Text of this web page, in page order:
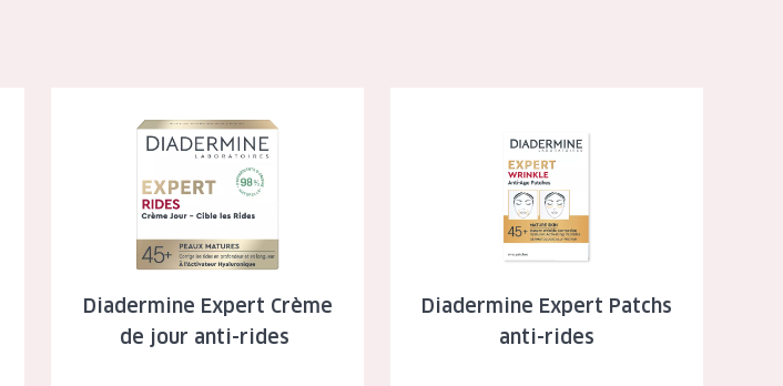
Diadermine Expert Crème
de jour anti-rides
Diadermine Expert Patchs
anti-rides